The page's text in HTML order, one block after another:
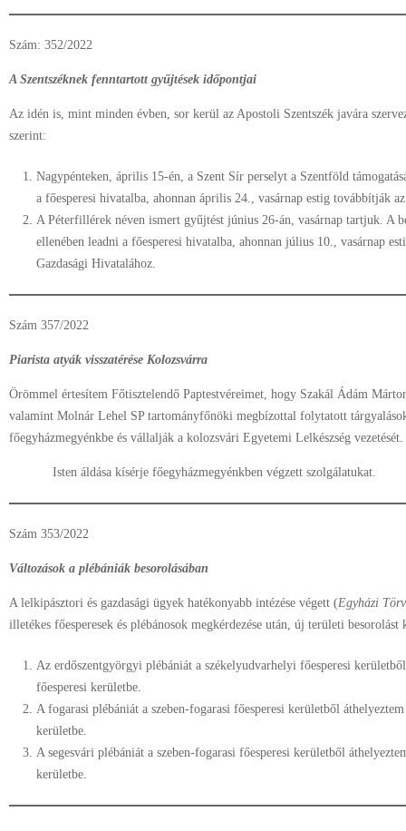
Szám: 352/2022
A Szentszéknek fenntartott gyűjtések időpontjai
Az idén is, mint minden évben, sor kerül az Apostoli Szentszék javára
szerint:
Nagypénteken, április 15-én, a Szent Sír perselyt a Szentföld
a főesperesi hivatalba, ahonnan április 24., vasárnap estig továbbítják
A Péterfillérek néven ismert gyűjtést június 26-án, vasárnap tartjuk. A
ellenében leadni a főesperesi hivatalba, ahonnan július 10., vasárnap
Gazdasági Hivatalához.
Szám 357/2022
Piarista atyák visszatérése Kolozsvárra
Örömmel értesítem Főtisztelendő Paptestvéreimet, hogy Szakál Ádám
valamint Molnár Lehel SP tartományfőnöki megbízottal folytatott
főegyházmegyénkbe és vállalják a kolozsvári Egyetemi Lelkészség vezetését.
Isten áldása kísérje főegyházmegyénkben végzett szolgálatukat.
Szám 353/2022
Változások a plébániák besorolásában
A lelkipásztori és gazdasági ügyek hatékonyabb intézése végett (Egyházi
illetékes főesperesek és plébánosok megkérdezése után, új területi
Az erdőszentgyörgyi plébániát a székelyudvarhelyi főesperesi
főesperesi kerületbe.
A fogarasi plébániát a szeben-fogarasi főesperesi kerületből
kerületbe.
A segesvári plébániát a szeben-fogarasi főesperesi kerületből
kerületbe.